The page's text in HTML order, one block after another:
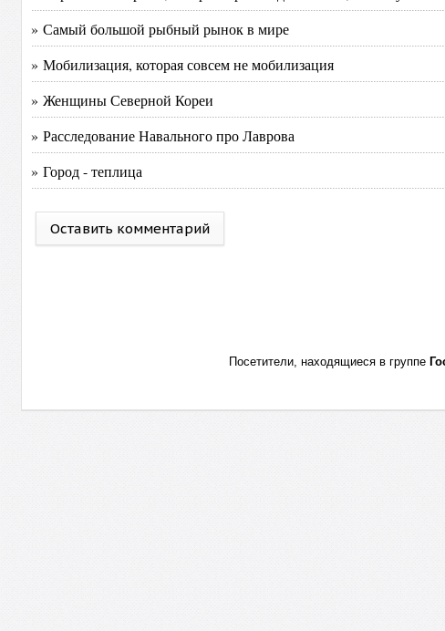
» Самый большой рыбный рынок в мире
» Мобилизация, которая совсем не мобилизация
» Женщины Северной Кореи
» Расследование Навального про Лаврова
» Город - теплица
Оставить комментарий
Посетители, находящиеся в группе